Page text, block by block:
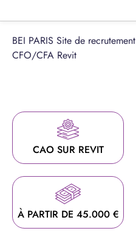
BEI PARIS Site de recrutement
CFO/CFA Revit
CAO SUR REVIT
À PARTIR DE 45.000 €